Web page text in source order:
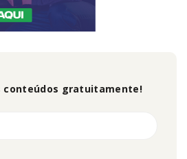
conteúdos gratuitamente!